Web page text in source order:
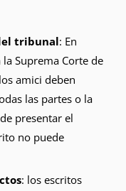
tribunal: En
Suprema Corte de
amici deben
las partes o la
presentar el
no puede
: los escritos